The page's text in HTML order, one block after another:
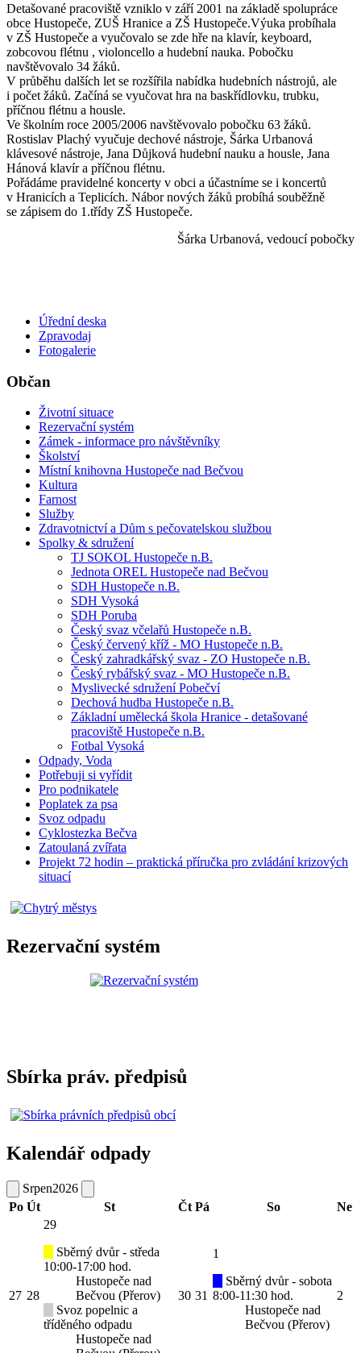
Detašované pracoviště vzniklo v září 2001 na základě spolupráce
obce Hustopeče, ZUŠ Hranice a ZŠ Hustopeče.Výuka probíhala
v ZŠ Hustopeče a vyučovalo se zde hře na klavír, keyboard,
zobcovou flétnu , violoncello a hudební nauka. Pobočku
navštěvovalo 34 žáků.
V průběhu dalších let se rozšířila nabídka hudebních nástrojů, ale
i počet žáků. Začíná se vyučovat hra na baskřídlovku, trubku,
příčnou flétnu a housle.
Ve školním roce 2005/2006 navštěvovalo pobočku 63 žáků.
Rostislav Plachý vyučuje dechové nástroje, Šárka Urbanová
klávesové nástroje, Jana Důjková hudební nauku a housle, Jana
Hánová klavír a příčnou flétnu.
Pořádáme pravidelné koncerty v obci a účastníme se i koncertů
v Hranicích a Teplicích. Nábor nových žáků probíhá souběžně
se zápisem do 1.třídy ZŠ Hustopeče.
Šárka Urbanová, vedoucí pobočky
Úřední deska
Zpravodaj
Fotogalerie
Občan
Životní situace
Rezervační systém
Zámek - informace pro návštěvníky
Školství
Místní knihovna Hustopeče nad Bečvou
Kultura
Farnost
Služby
Zdravotnictví a Dům s pečovatelskou službou
Spolky & sdružení
TJ SOKOL Hustopeče n.B.
Jednota OREL Hustopeče nad Bečvou
SDH Hustopeče n.B.
SDH Vysoká
SDH Poruba
Český svaz včelařů Hustopeče n.B.
Český červený kříž - MO Hustopeče n.B.
Český zahradkářský svaz - ZO Hustopeče n.B.
Český rybářský svaz - MO Hustopeče n.B.
Myslivecké sdružení Pobečví
Dechová hudba Hustopeče n.B.
Základní umělecká škola Hranice - detašované
pracoviště Hustopeče n.B.
Fotbal Vysoká
Odpady, Voda
Potřebuji si vyřídit
Pro podnikatele
Poplatek za psa
Svoz odpadu
Cyklostezka Bečva
Zatoulaná zvířata
Projekt 72 hodin – praktická příručka pro zvládání krizových
situací
Rezervační systém
Sbírka práv. předpisů
Kalendář odpady
Srpen2026
Po Út St Čt Pá So Ne
27 28
29
Sběrný dvůr - středa
10:00-17:00 hod.
Hustopeče nad
Bečvou (Přerov)
Svoz popelnic a
tříděného odpadu
Hustopeče nad
30 31
1
Sběrný dvůr - sobota
8:00-11:30 hod.
Hustopeče nad
Bečvou (Přerov)
2